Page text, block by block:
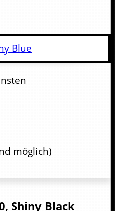
möglich)
Shiny Black